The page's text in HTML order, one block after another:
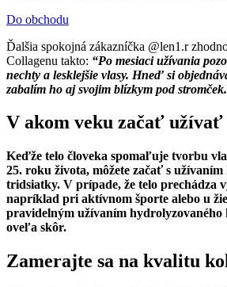
Do obchodu
Ďalšia spokojná zákazníčka @len1.r
Collagenu takto: “Po mesiaci užívania
nechty a lesklejšie vlasy. Hneď si
zabalím ho aj svojim blízkym pod
V akom veku začať užívať
Keďže telo človeka spomaľuje tvorbu
25. roku života, môžete začať s
tridsiatky. V prípade, že telo prechádza
napríklad pri aktívnom športe alebo u
pravidelným užívaním hydrolyzovaného
oveľa skôr.
Zamerajte sa na kvalitu